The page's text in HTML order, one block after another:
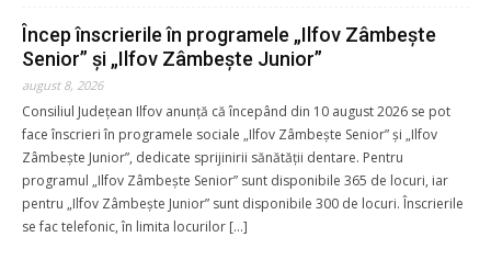
Nume complet*
Email *
Încep înscrierile în programele „Ilfov Zâmbește
Senior” și „Ilfov Zâmbește Junior”
august 8, 2026
Consiliul Județean Ilfov anunță că începând din 10 august 2026 se pot
face înscrieri în programele sociale „Ilfov Zâmbește Senior” și „Ilfov
Zâmbește Junior”, dedicate sprijinirii sănătății dentare. Pentru
programul „Ilfov Zâmbește Senior” sunt disponibile 365 de locuri, iar
pentru „Ilfov Zâmbește Junior” sunt disponibile 300 de locuri. Înscrierile
se fac telefonic, în limita locurilor […]